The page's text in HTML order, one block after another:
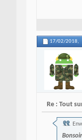
17/02/2018,
Re : Tout